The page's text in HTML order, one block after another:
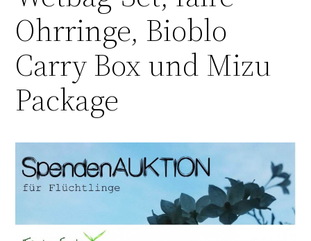
Ohrringe, Bioblo
Carry Box und Mizu
Package